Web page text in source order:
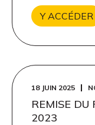
Y ACCÉDER
18 JUIN 2025
REMISE DU
2023